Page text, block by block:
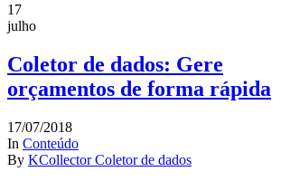
17
julho
Coletor de dados: Gere
orçamentos de forma rápida
17/07/2018
In Conteúdo
By KCollector Coletor de dados